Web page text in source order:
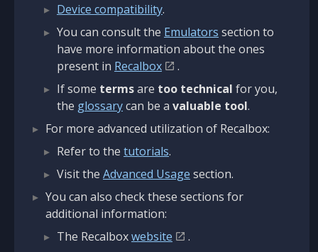
Device compatibility.
You can consult the Emulators section to
have more information about the ones
present in Recalbox
.
If some termsare too technical for you,
the glossarycan be a valuable tool.
For more advanced utilization of Recalbox:
Refer to the tutorials.
Visit the Advanced Usage section.
You can also check these sections for
additional information:
The Recalboxwebsite
.